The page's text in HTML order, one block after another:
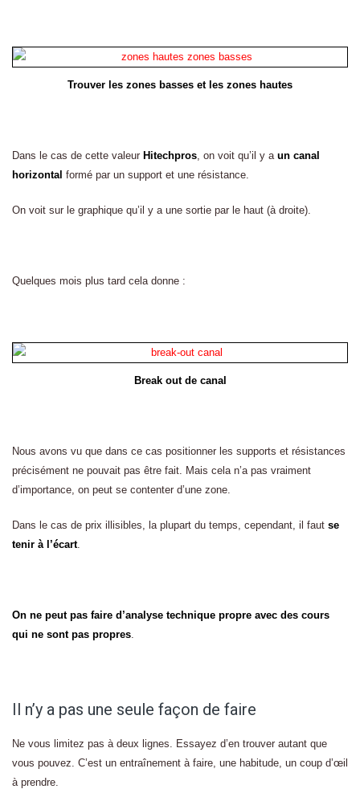
Trouver les zones basses et les zones hautes
Dans le cas de cette valeur Hitechpros, on voit qu’il y a un canal
horizontal formé par un support et une résistance.
On voit sur le graphique qu’il y a une sortie par le haut (à droite).
Quelques mois plus tard cela donne :
Break out de canal
Nous avons vu que dans ce cas positionner les supports et résistances
précisément ne pouvait pas être fait. Mais cela n’a pas vraiment
d’importance, on peut se contenter d’une zone.
Dans le cas de prix illisibles, la plupart du temps, cependant, il faut se
tenir à l’écart.
On ne peut pas faire d’analyse technique propre avec des cours
qui ne sont pas propres.
Il n’y a pas une seule façon de faire
Ne vous limitez pas à deux lignes. Essayez d’en trouver autant que
vous pouvez. C’est un entraînement à faire, une habitude, un coup d’œil
à prendre.